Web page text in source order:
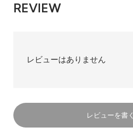
REVIEW
レビューはありません
レビューを書く